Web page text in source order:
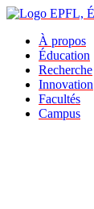
À propos
Éducation
Recherche
Innovation
Facultés
Campus